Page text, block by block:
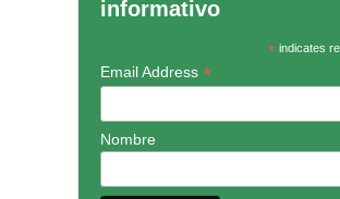
informativo
*indicates
Email Address *
Nombre